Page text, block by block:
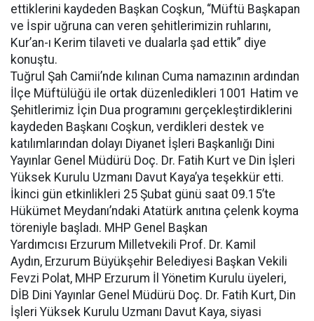
ettiklerini kaydeden Başkan Coşkun, “Müftü Başkapan
ve İspir uğruna can veren şehitlerimizin ruhlarını,
Kur’an-ı Kerim tilaveti ve dualarla şad ettik” diye
konuştu.
Tuğrul Şah Camii’nde kılınan Cuma namazının ardından
İlçe Müftülüğü ile ortak düzenledikleri 1001 Hatim ve
Şehitlerimiz İçin Dua programını gerçekleştirdiklerini
kaydeden Başkanı Coşkun, verdikleri destek ve
katılımlarından dolayı Diyanet İşleri Başkanlığı Dini
Yayınlar Genel Müdürü Doç. Dr. Fatih Kurt ve Din İşleri
Yüksek Kurulu Uzmanı Davut Kaya’ya teşekkür etti.
İkinci gün etkinlikleri 25 Şubat günü saat 09.15’te
Hükümet Meydanı’ndaki Atatürk anıtına çelenk koyma
töreniyle başladı. MHP Genel Başkan
Yardımcısı Erzurum Milletvekili Prof. Dr. Kamil
Aydın, Erzurum Büyükşehir Belediyesi Başkan Vekili
Fevzi Polat, MHP Erzurum İl Yönetim Kurulu üyeleri,
DİB Dini Yayınlar Genel Müdürü Doç. Dr. Fatih Kurt, Din
İşleri Yüksek Kurulu Uzmanı Davut Kaya, siyasi